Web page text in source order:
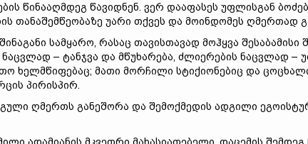
წინააღმდეგ წავიდნენ. ვერ დააფასეს უფლისგან
თანაშემწეობაზე უარი თქვეს და მოინდომეს ღმერთად
სამყარო, რასაც თავისთავად მოჰყვა შესაბამისი
– ტანჯვა და მწუხარება, ძლიერების ნაცვლად –
მათი მორჩილი სტიქიონებიც და
პირისპირ.
ღმერთს განეშორა და შემოქმედის ადგილი